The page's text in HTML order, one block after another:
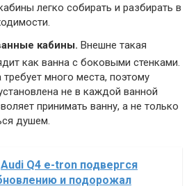
легко собирать и разбирать в
кабины. Внешне такая
как ванна с боковыми стенками.
требует много места, поэтому
не в каждой ванной
принимать ванну, а не только
душем.
Audi Q4 e-tron подвергся
и подорожал